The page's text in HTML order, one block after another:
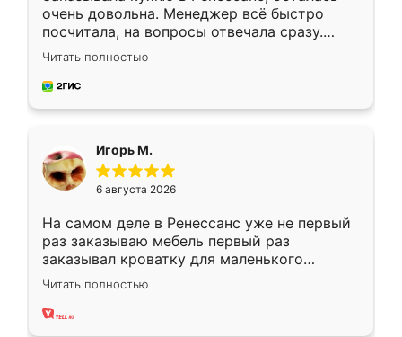
очень довольна. Менеджер всё быстро
посчитала, на вопросы отвечала сразу.
Замерщик приехал в субботу, подошёл к
делу со всей ответственностью. Собрали
за день, ребята работали аккуратно, даже
Читать полностью
Игорь М.
6 августа 2026
На самом деле в Ренессанс уже не первый
раз заказываю мебель первый раз
заказывал кроватку для маленького
ребёнка при его рождении ,во второй раз
заказал шкаф-купе. По качеству очень
хорошее сборка достаточно быстрая,
Читать полностью